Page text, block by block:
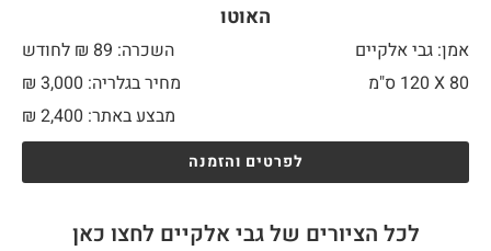
האוטו
אמן: גבי אלקיים
השכרה: 89 ₪ לחודש
80 X
מחיר בגלריה: 3,000 ₪
מבצע באתר:
₪ 2,400
לפרטים והזמנה
לכל הציורים של גבי אלקיים לחצו כאן